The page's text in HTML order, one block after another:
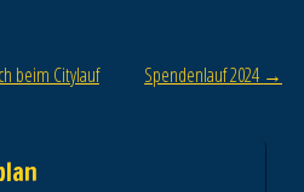
beim Citylauf Spendenlauf 2024 →